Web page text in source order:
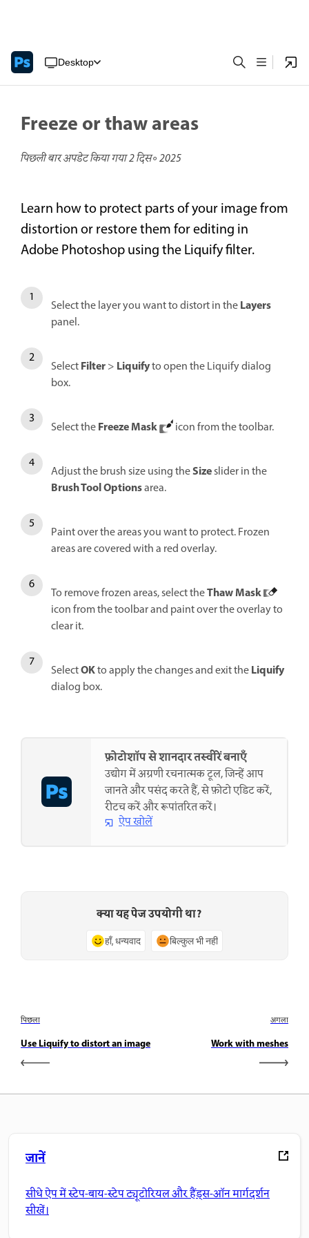
Desktop
Freeze or thaw areas
पिछली बार अपडेट किया गया2 दिस॰ 2025
Learn how to protect parts of your image from
distortion or restore them for editing in
Adobe Photoshop using the Liquify filter.
Select the layer you want to distort in theLayers
panel.
SelectFilter> Liquifyto open the Liquify dialog
box.
Select theFreeze Mask icon from the toolbar.
Adjust the brush size using theSizeslider in the
Brush Tool Optionsarea.
Paint over the areas you want to protect. Frozen
areas are covered with a red overlay.
To remove frozen areas, select theThaw Mask
icon from the toolbar and paint over the overlay to
clear it.
SelectOKto apply the changes and exit theLiquify
dialog box.
फ़ोटोशॉप से शानदार तस्वीरें बनाएँ
उद्योग में अग्रणी रचनात्मक टूल, जिन्हें आप
जानते और पसंद करते हैं, से फ़ोटो एडिट करें,
रीटच करें और रूपांतरित करें।
ऐप खोलें
क्या यह पेज उपयोगी था?
हाँ, धन्यवाद बिल्कुल भी नहीं
पिछला
Use Liquify to distort an image
अगला
Work with meshes
जानें
सीधे ऐप में स्टेप-बाय-स्टेप ट्यूटोरियल और हैंड्स-ऑन मार्गदर्शन
सीखें।